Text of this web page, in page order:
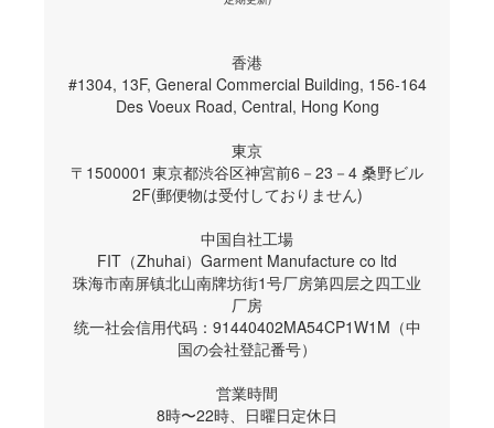
香港
#1304, 13F, General Commercial Building, 156-164
Des Voeux Road, Central, Hong Kong
東京
〒1500001 東京都渋谷区神宮前6－23－4 桑野ビル
2F(郵便物は受付しておりません)
中国自社工場
FIT（Zhuhai）Garment Manufacture co ltd
珠海市南屏镇北山南牌坊街1号厂房第四层之四工业
厂房
统一社会信用代码：91440402MA54CP1W1M（中
国の会社登記番号）
営業時間
8時〜22時、日曜日定休日